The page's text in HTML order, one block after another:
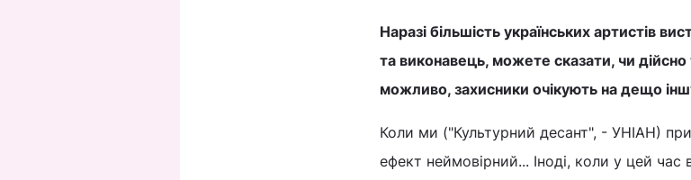
Наразі більшість українських артистів
та виконавець, можете сказати, чи
можливо, захисники очікують на дещо
Коли ми ("Культурний десант", - УНІАН)
ефект неймовірний... Іноді, коли у цей